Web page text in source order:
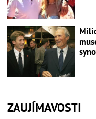
ZAUJÍMAVOSTI